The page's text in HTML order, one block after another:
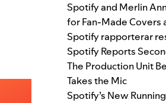
Spotify and Merlin
for Fan-Made Covers
Spotify rapporterar
Spotify Reports
The Production Unit
Takes the Mic
Spotify’s New